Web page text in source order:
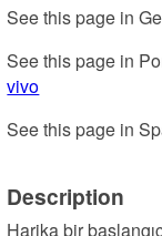
See this page in
See this page in
vivo
See this page in
Description
Harika bir